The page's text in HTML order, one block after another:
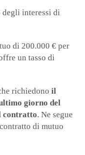
degli interessi di
di 200.000 € per
un tasso di
richiedono il
giorno del
contratto. Ne segue
di mutuo